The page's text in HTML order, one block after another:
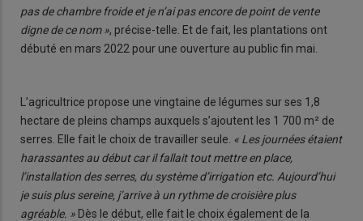
pas de chambre froide et je n’ai pas encore de point de vente
digne de ce nom », précise-telle. Et de fait, les plantations ont
débuté en mars 2022 pour une ouverture au public fin mai.
L’agricultrice propose une vingtaine de légumes sur ses 1,8
hectare de pleins champs auxquels s’ajoutent les 1 700 m² de
serres. Elle fait le choix de travailler seule. « Les journées étaient
harassantes au début car il fallait tout mettre en place,
l’installation des serres, du système d’irrigation etc. Aujourd’hui
je suis plus sereine, j’arrive à un rythme de croisière plus
agréable. » Dès le début, elle fait le choix également de la